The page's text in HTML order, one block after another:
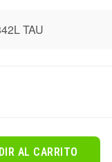
TAU
AL CARRITO